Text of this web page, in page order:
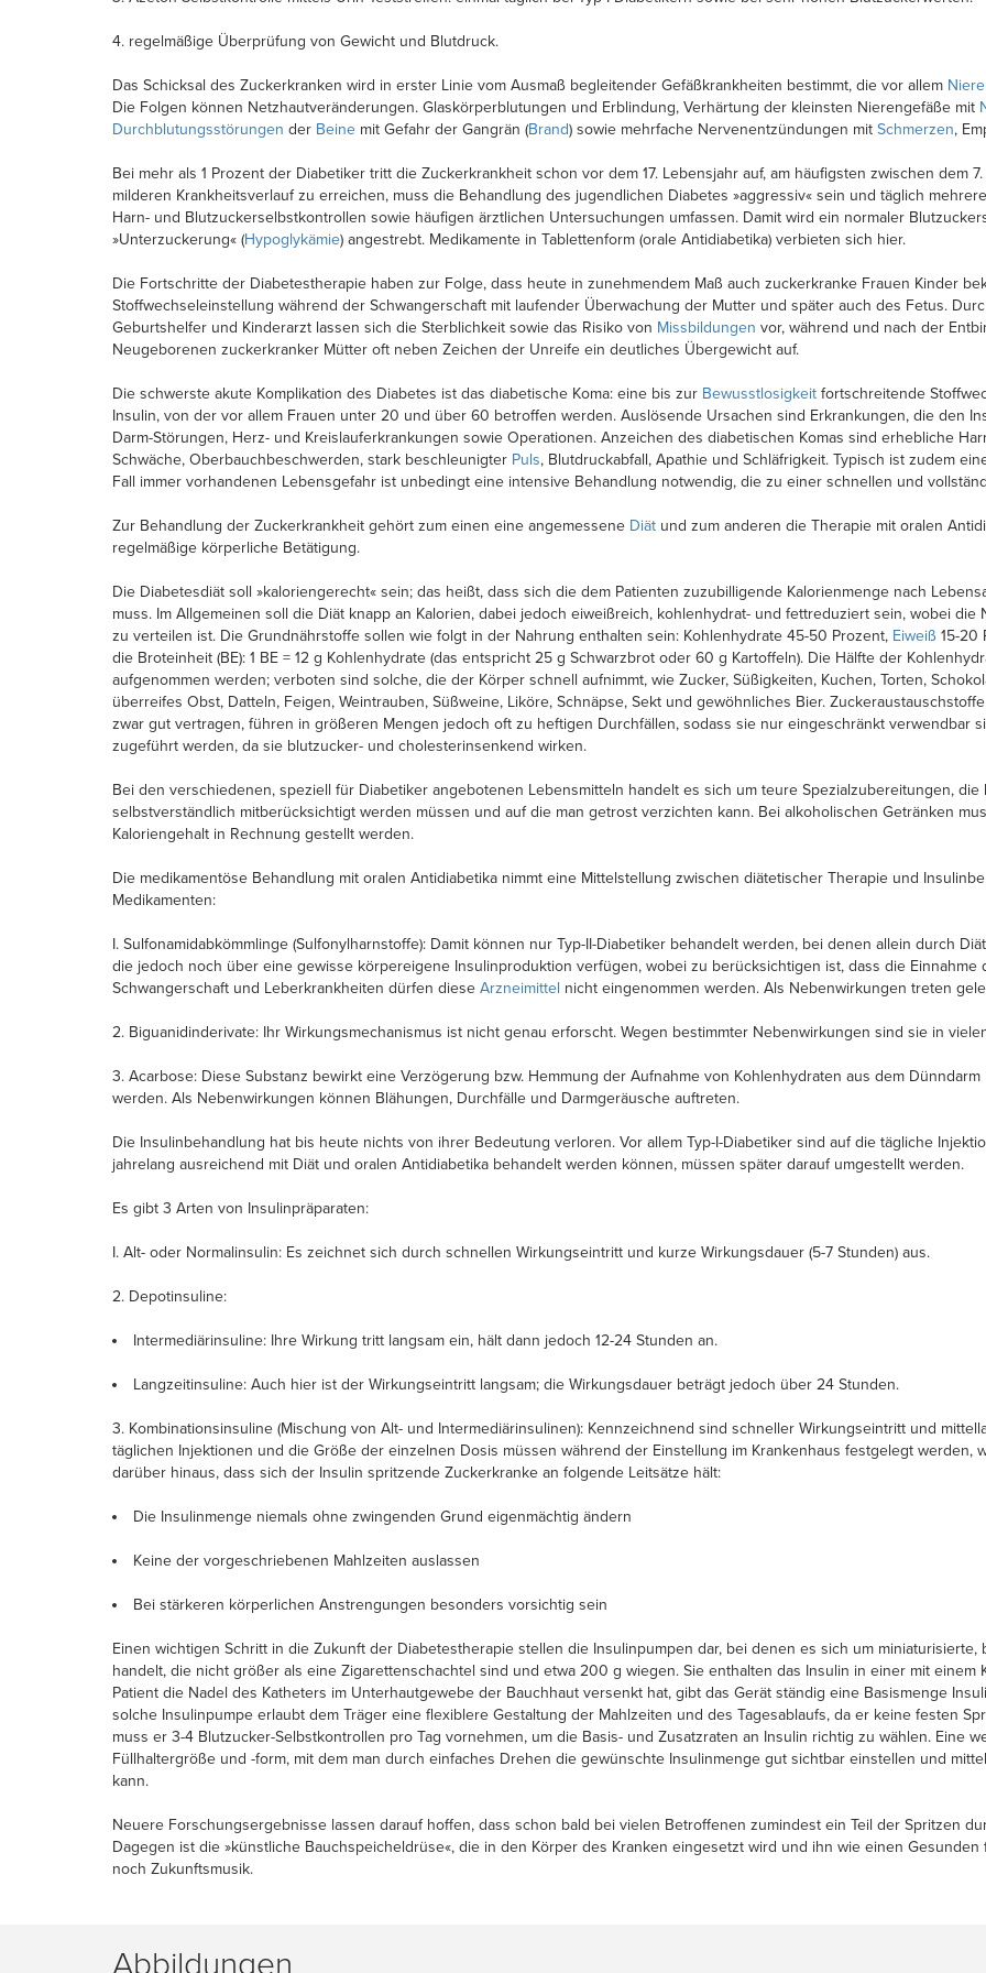
4. regelmäßige Überprüfung von Gewicht und Blutdruck.
Das Schicksal des Zuckerkranken wird in erster Linie vom Ausmaß begleitender Gefäßkrankheiten bestimmt, die vor allem
Die Folgen können Netzhautveränderungen. Glaskörperblutungen und Erblindung, Verhärtung der kleinsten Nierengefäße mit
Durchblutungsstörungen der Beine mit Gefahr der Gangrän (Brand) sowie mehrfache Nervenentzündungen mit Schmerzen,
Bei mehr als 1 Prozent der Diabetiker tritt die Zuckerkrankheit schon vor dem 17. Lebensjahr auf, am häufigsten zwischen dem
milderen Krankheitsverlauf zu erreichen, muss die Behandlung des jugendlichen Diabetes »aggressiv« sein und täglich
Harn- und Blutzuckerselbstkontrollen sowie häufigen ärztlichen Untersuchungen umfassen. Damit wird ein normaler
»Unterzuckerung« (Hypoglykämie) angestrebt. Medikamente in Tablettenform (orale Antidiabetika) verbieten sich hier.
Die Fortschritte der Diabetestherapie haben zur Folge, dass heute in zunehmendem Maß auch zuckerkranke Frauen Kinder
Stoffwechseleinstellung während der Schwangerschaft mit laufender Überwachung der Mutter und später auch des Fetus.
Geburtshelfer und Kinderarzt lassen sich die Sterblichkeit sowie das Risiko von Missbildungen vor, während und nach der
Neugeborenen zuckerkranker Mütter oft neben Zeichen der Unreife ein deutliches Übergewicht auf.
Die schwerste akute Komplikation des Diabetes ist das diabetische Koma: eine bis zur Bewusstlosigkeit fortschreitende
Insulin, von der vor allem Frauen unter 20 und über 60 betroffen werden. Auslösende Ursachen sind Erkrankungen, die den
Darm-Störungen, Herz- und Kreislauferkrankungen sowie Operationen. Anzeichen des diabetischen Komas sind erhebliche
Schwäche, Oberbauchbeschwerden, stark beschleunigter Puls, Blutdruckabfall, Apathie und Schläfrigkeit. Typisch ist zudem
Fall immer vorhandenen Lebensgefahr ist unbedingt eine intensive Behandlung notwendig, die zu einer schnellen und
Zur Behandlung der Zuckerkrankheit gehört zum einen eine angemessene Diät und zum anderen die Therapie mit oralen
regelmäßige körperliche Betätigung.
Die Diabetesdiät soll »kaloriengerecht« sein; das heißt, dass sich die dem Patienten zuzubilligende Kalorienmenge nach
muss. Im Allgemeinen soll die Diät knapp an Kalorien, dabei jedoch eiweißreich, kohlenhydrat- und fettreduziert sein, wobei
zu verteilen ist. Die Grundnährstoffe sollen wie folgt in der Nahrung enthalten sein: Kohlenhydrate 45-50 Prozent, Eiweiß 15-20
die Broteinheit (BE): 1 BE = 12 g Kohlenhydrate (das entspricht 25 g Schwarzbrot oder 60 g Kartoffeln). Die Hälfte der
aufgenommen werden; verboten sind solche, die der Körper schnell aufnimmt, wie Zucker, Süßigkeiten, Kuchen, Torten,
überreifes Obst, Datteln, Feigen, Weintrauben, Süßweine, Liköre, Schnäpse, Sekt und gewöhnliches Bier.
zwar gut vertragen, führen in größeren Mengen jedoch oft zu heftigen Durchfällen, sodass sie nur eingeschränkt verwendbar
zugeführt werden, da sie blutzucker- und cholesterinsenkend wirken.
Bei den verschiedenen, speziell für Diabetiker angebotenen Lebensmitteln handelt es sich um teure Spezialzubereitungen,
selbstverständlich mitberücksichtigt werden müssen und auf die man getrost verzichten kann. Bei alkoholischen Getränken
Kaloriengehalt in Rechnung gestellt werden.
Die medikamentöse Behandlung mit oralen Antidiabetika nimmt eine Mittelstellung zwischen diätetischer Therapie und
Medikamenten:
I. Sulfonamidabkömmlinge (Sulfonylharnstoffe): Damit können nur Typ-II-Diabetiker behandelt werden, bei denen allein durch
die jedoch noch über eine gewisse körpereigene Insulinproduktion verfügen, wobei zu berücksichtigen ist, dass die Einnahme
Schwangerschaft und Leberkrankheiten dürfen diese Arzneimittel nicht eingenommen werden. Als Nebenwirkungen treten
2. Biguanidinderivate: Ihr Wirkungsmechanismus ist nicht genau erforscht. Wegen bestimmter Nebenwirkungen sind sie in
3. Acarbose: Diese Substanz bewirkt eine Verzögerung bzw. Hemmung der Aufnahme von Kohlenhydraten aus dem
werden. Als Nebenwirkungen können Blähungen, Durchfälle und Darmgeräusche auftreten.
Die Insulinbehandlung hat bis heute nichts von ihrer Bedeutung verloren. Vor allem Typ-I-Diabetiker sind auf die tägliche
jahrelang ausreichend mit Diät und oralen Antidiabetika behandelt werden können, müssen später darauf umgestellt werden.
Es gibt 3 Arten von Insulinpräparaten:
I. Alt- oder Normalinsulin: Es zeichnet sich durch schnellen Wirkungseintritt und kurze Wirkungsdauer (5-7 Stunden) aus.
2. Depotinsuline:
Intermediärinsuline: Ihre Wirkung tritt langsam ein, hält dann jedoch 12-24 Stunden an.
Langzeitinsuline: Auch hier ist der Wirkungseintritt langsam; die Wirkungsdauer beträgt jedoch über 24 Stunden.
3. Kombinationsinsuline (Mischung von Alt- und Intermediärinsulinen): Kennzeichnend sind schneller Wirkungseintritt und
täglichen Injektionen und die Größe der einzelnen Dosis müssen während der Einstellung im Krankenhaus festgelegt werden,
darüber hinaus, dass sich der Insulin spritzende Zuckerkranke an folgende Leitsätze hält:
Die Insulinmenge niemals ohne zwingenden Grund eigenmächtig ändern
Keine der vorgeschriebenen Mahlzeiten auslassen
Bei stärkeren körperlichen Anstrengungen besonders vorsichtig sein
Einen wichtigen Schritt in die Zukunft der Diabetestherapie stellen die Insulinpumpen dar, bei denen es sich um
handelt, die nicht größer als eine Zigarettenschachtel sind und etwa 200 g wiegen. Sie enthalten das Insulin in einer mit
Patient die Nadel des Katheters im Unterhautgewebe der Bauchhaut versenkt hat, gibt das Gerät ständig eine Basismenge
solche Insulinpumpe erlaubt dem Träger eine flexiblere Gestaltung der Mahlzeiten und des Tagesablaufs, da er keine festen
muss er 3-4 Blutzucker-Selbstkontrollen pro Tag vornehmen, um die Basis- und Zusatzraten an Insulin richtig zu wählen. Eine
Füllhaltergröße und -form, mit dem man durch einfaches Drehen die gewünschte Insulinmenge gut sichtbar einstellen und
kann.
Neuere Forschungsergebnisse lassen darauf hoffen, dass schon bald bei vielen Betroffenen zumindest ein Teil der Spritzen
Dagegen ist die »künstliche Bauchspeicheldrüse«, die in den Körper des Kranken eingesetzt wird und ihn wie einen
noch Zukunftsmusik.
Abbildungen